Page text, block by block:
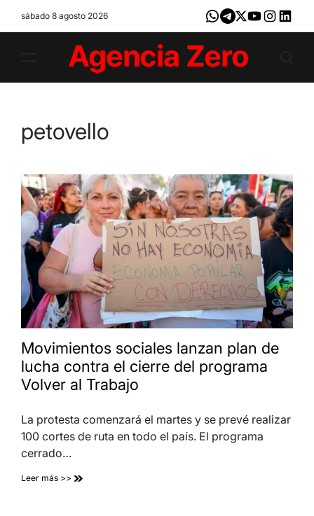
sábado 8 agosto 2026 Whatsapp
Telegram
X YoutubeInstagram
petovello
Movimientos sociales lanzan plan de
lucha contra el cierre del programa
Volver al Trabajo
La protesta comenzará el martes y se prevé realizar
100 cortes de ruta en todo el país. El programa
cerrado…
Leer más >>